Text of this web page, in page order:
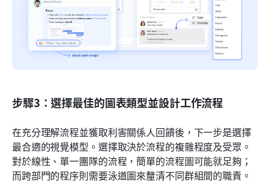
步驟3：選擇最佳的圖表類型並設計工作流程
在充分理解流程並獲取利害關係人回饋後，下一步是選擇
最合適的視覺模型。選擇取決於流程的複雜程度及受眾。
對於線性、單一團隊的流程，簡單的流程圖可能就足夠；
而跨部門的程序則需要泳道圖來釐清不同群組間的職責。